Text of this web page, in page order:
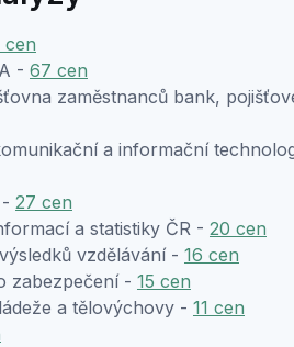
cen
- 67 cen
zaměstnanců bank,
a informační
27 cen
a statistiky ČR - 20 cen
vzdělávání - 16 cen
zabezpečení - 15 cen
a tělovýchovy - 11 cen